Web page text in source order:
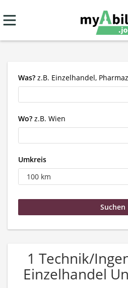
Was? z.B. Einzelhandel,
Wo? z.B. Wien
Umkreis
1 Technik/
Einzelhandel